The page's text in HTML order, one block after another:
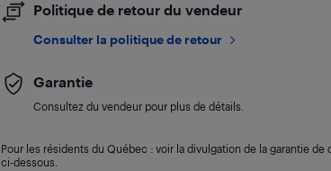
Politique de retour du vendeur
Consulter la politique de retour
Garantie
Consultez du vendeur pour plus de détails.
Pour les résidents du Québec : voir la divulgation de la garantie
ci-dessous.